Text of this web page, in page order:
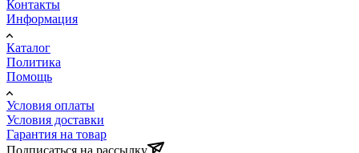
Контакты
Информация
Каталог
Политика
Помощь
Условия оплаты
Условия доставки
Гарантия на товар
Подписаться на рассылку